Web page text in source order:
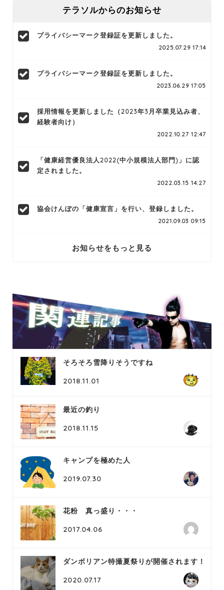
テラソルからのお知らせ
プライバシーマーク登録証を更新しました。
2025.07.29 17:14
プライバシーマーク登録証を更新しました。
2023.06.29 17:05
採用情報を更新しました（2023年3月卒業見込み者、
経験者向け）
2022.10.27 12:47
「健康経営優良法人2022(中小規模法人部門)」に認
定されました。
2022.03.15 14:27
協会けんぽの「健康宣言」を行い、登録しました。
2021.09.03 09:15
お知らせをもっと見る
そろそろ雪降りそうですね
2018.11.01
最近の釣り
2018.11.15
キャンプを極めた人
2019.07.30
花粉 真っ盛り・・・
2017.04.06
ダンボリアン特撮夏祭りが開催されます！
2020.07.17